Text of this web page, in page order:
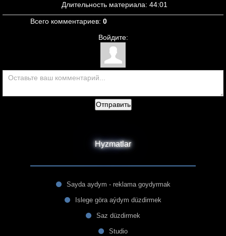
Длительность материала: 44:01
Всего комментариев: 0
Войдите:
Отправить
Hyzmatlar
Sayda aydym - reklama goydyrmak
Islege göra aýdym düzdirmek
Saz düzdirmek
Studio